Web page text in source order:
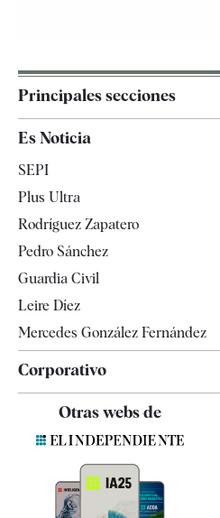
Principales secciones
España
Televisión
Es Noticia
SEPI
Plus Ultra
Rodríguez Zapatero
Pedro Sánchez
Guardia Civil
Leire Díez
Mercedes González Fernández
Corporativo
Contacto
Quiénes somos
Otras webs de